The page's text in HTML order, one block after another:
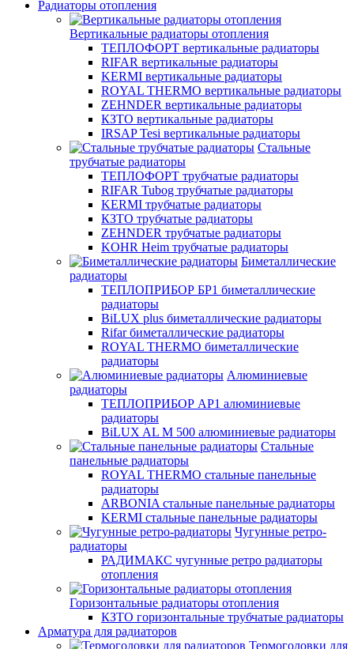
Радиаторы отопления
Вертикальные радиаторы отопления
ТЕПЛОФОРТ вертикальные радиаторы
RIFAR вертикальные радиаторы
KERMI вертикальные радиаторы
ROYAL THERMO вертикальные радиаторы
ZEHNDER вертикальные радиаторы
КЗТО вертикальные радиаторы
IRSAP Tesi вертикальные радиаторы
Стальные
трубчатые радиаторы
ТЕПЛОФОРТ трубчатые радиаторы
RIFAR Tubog трубчатые радиаторы
KERMI трубчатые радиаторы
КЗТО трубчатые радиаторы
ZEHNDER трубчатые радиаторы
KOHR Heim трубчатые радиаторы
Биметаллические
радиаторы
ТЕПЛОПРИБОР БР1 биметаллические
радиаторы
BiLUX plus биметаллические радиаторы
Rifar биметаллические радиаторы
ROYAL THERMO биметаллические
радиаторы
Алюминиевые
радиаторы
ТЕПЛОПРИБОР АР1 алюминиевые
радиаторы
BiLUX AL M 500 алюминиевые радиаторы
Стальные
панельные радиаторы
ROYAL THERMO стальные панельные
радиаторы
ARBONIA стальные панельные радиаторы
KERMI стальные панельные радиаторы
Чугунные ретро-
радиаторы
РАДИМАКС чугунные ретро радиаторы
отопления
Горизонтальные радиаторы отопления
КЗТО горизонтальные трубчатые радиаторы
Арматура для радиаторов
Термоголовки для